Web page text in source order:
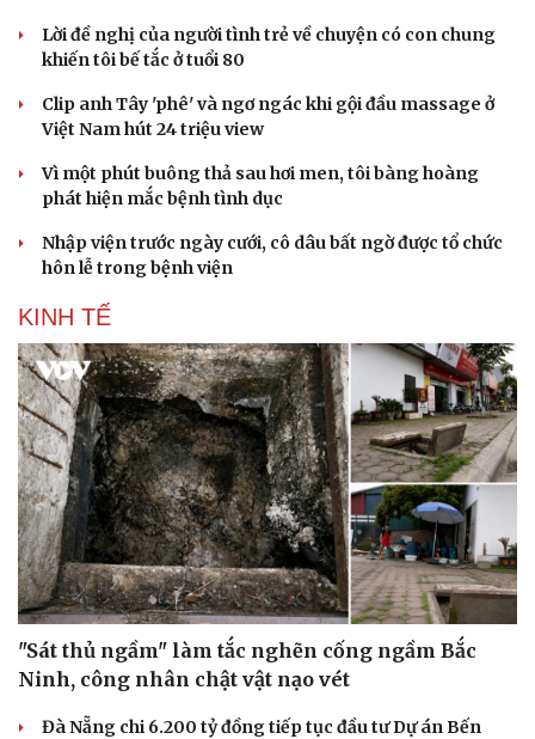
Sức khỏe
Dinh dưỡng - món ngon
Cây thuốc
Sản phụ khoa
Nhi khoa
Nam khoa
Làm đẹp - giảm cân
Phòng mạch online
Ăn sạch sống khỏe
Đời sống
Nhà đẹp
Blog
Tình yêu - Gia đình
Lời đề nghị của người tình trẻ về chuyện có con chung
khiến tôi bế tắc ở tuổi 80
Clip anh Tây 'phê' và ngơ ngác khi gội đầu massage ở
Việt Nam hút 24 triệu view
Vì một phút buông thả sau hơi men, tôi bàng hoàng
phát hiện mắc bệnh tình dục
Nhập viện trước ngày cưới, cô dâu bất ngờ được tổ chức
hôn lễ trong bệnh viện
KINH TẾ
"Sát thủ ngầm" làm tắc nghẽn cống ngầm Bắc
Ninh, công nhân chật vật nạo vét
Đà Nẵng chi 6.200 tỷ đồng tiếp tục đầu tư Dự án Bến